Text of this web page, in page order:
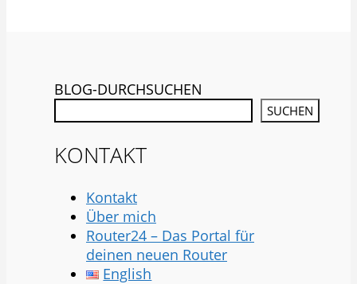
BLOG-DURCHSUCHEN
SUCHEN
KONTAKT
Kontakt
Über mich
Router24 – Das Portal für
deinen neuen Router
English